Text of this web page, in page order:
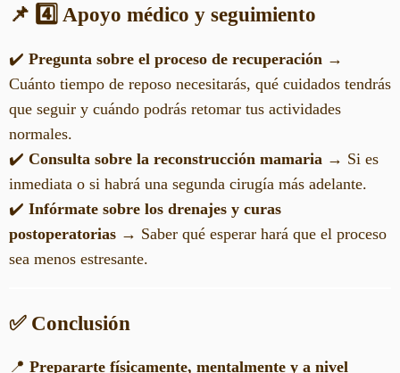
📌 4️⃣ Apoyo médico y seguimiento
✔️ Pregunta sobre el proceso de recuperación →
Cuánto tiempo de reposo necesitarás, qué cuidados tendrás
que seguir y cuándo podrás retomar tus actividades
normales.
✔️ Consulta sobre la reconstrucción mamaria → Si es
inmediata o si habrá una segunda cirugía más adelante.
✔️ Infórmate sobre los drenajes y curas
postoperatorias → Saber qué esperar hará que el proceso
sea menos estresante.
✅ Conclusión
📍 Prepararte físicamente, mentalmente y a nivel